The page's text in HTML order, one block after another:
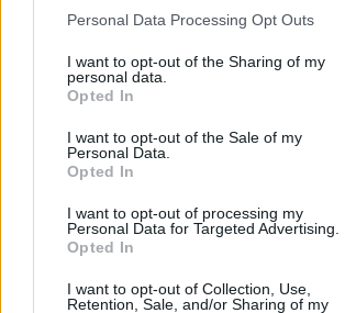
Personal Data Processing Opt Outs
I want to opt-out of the Sharing of my
personal data.
Opted In
I want to opt-out of the Sale of my
Personal Data.
Opted In
I want to opt-out of processing my
Personal Data for Targeted Advertising.
Opted In
I want to opt-out of Collection, Use,
Retention, Sale, and/or Sharing of my